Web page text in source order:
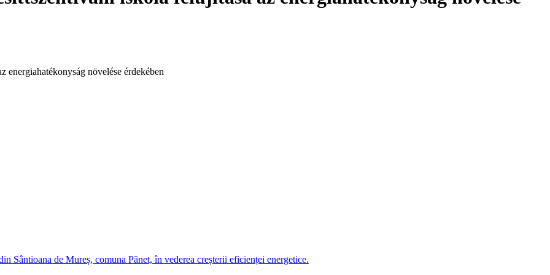
energiahatékonyság növelése érdekében
Sântioana de Mureș, comuna Pănet, în vederea creșterii eficienței energetice.